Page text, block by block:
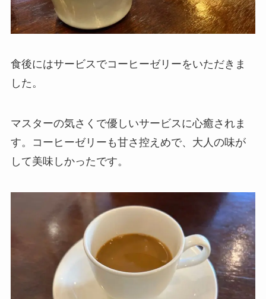
食後にはサービスでコーヒーゼリーをいただきま
した。
マスターの気さくで優しいサービスに心癒されま
す。コーヒーゼリーも甘さ控えめで、大人の味が
して美味しかったです。